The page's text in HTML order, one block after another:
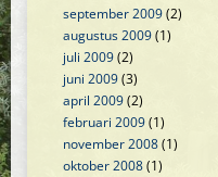
september 2009(2)
augustus 2009(1)
juli 2009(2)
juni 2009(3)
april 2009(2)
februari 2009(1)
november 2008(1)
oktober 2008(1)